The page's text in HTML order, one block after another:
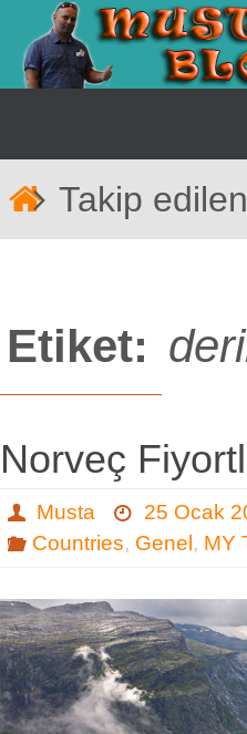
İçeriğe
geç
Takip
Etiket:
Norveç
Musta
25 Ocak
Countries, Genel , MY